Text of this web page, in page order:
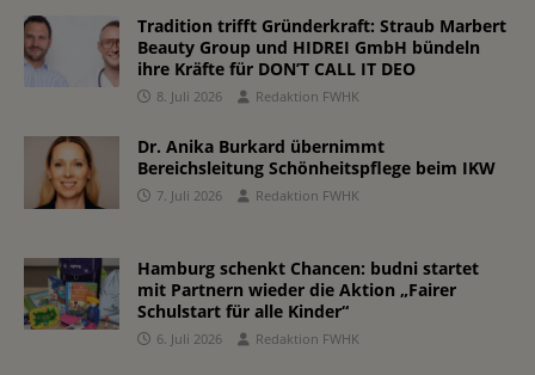
Tradition trifft Gründerkraft: Straub Marbert
Beauty Group und HIDREI GmbH bündeln
ihre Kräfte für DON’T CALL IT DEO
8. Juli 2026 Redaktion FWHK
Dr. Anika Burkard übernimmt
Bereichsleitung Schönheitspflege beim IKW
7. Juli 2026 Redaktion FWHK
Hamburg schenkt Chancen: budni startet
mit Partnern wieder die Aktion „Fairer
Schulstart für alle Kinder“
6. Juli 2026 Redaktion FWHK